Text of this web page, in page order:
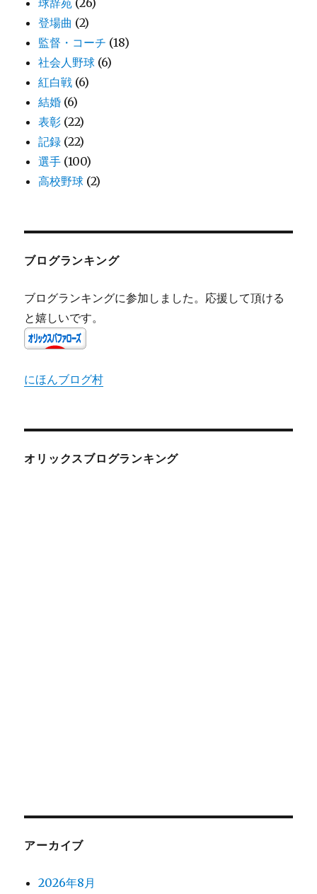
登場曲 (2)
監督・コーチ (18)
社会人野球 (6)
紅白戦 (6)
結婚 (6)
表彰 (22)
記録 (22)
選手 (100)
高校野球 (2)
ブログランキング
ブログランキングに参加しました。応援して頂ける
と嬉しいです。
にほんブログ村
オリックスブログランキング
アーカイブ
2026年8月